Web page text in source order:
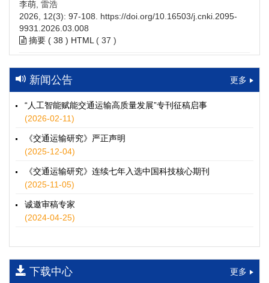
李萌, 雷浩
2026, 12(3): 97-108. https://doi.org/10.16503/j.cnki.2095-
9931.2026.03.008
摘要 ( 38 ) HTML ( 37 )
高速公路充电设施技术规划综述：场景需求、技术路线与配置
策略
2026, 12(3): 109-124.https://doi.org/10.16503/j.cnki.2095-
9931.2026.03.009
摘要 (
HTML
水运港-船多能源融合技术及集成应用——以宁波舟山港穿山港
童亮, 袁裕鹏, 袁成清, 唐道贵, 钟晓晖, 严新平
2026, 12(3): 125-136.
9931.2026.03.010
摘要 (30 ) HTML
师瑞峰, 程龙飞, 张凌志, 王亚彬, 刘状壮
2026, 12(3): 137-150.https://doi.org/10.16503/j.cnki.2095-
9931.2026.03.011
新闻公告 更多
“人工智能赋能交通运输高质量发展”专刊征稿启事
(2026-02-11)
《交通运输研究》严正声明
(2025-12-04)
《交通运输研究》连续七年入选中国科技核心期刊
(2025-11-05)
诚邀审稿专家
(2024-04-25)
下载中心 更多